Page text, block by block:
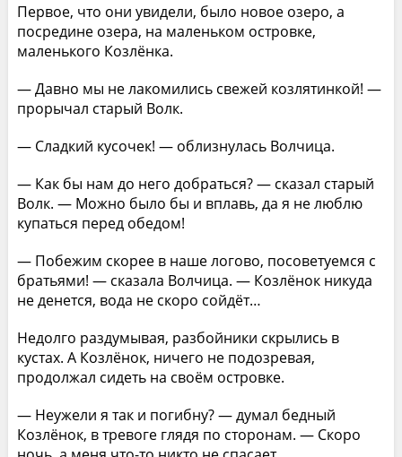
Первое, что они увидели, было новое озеро, а
посредине озера, на маленьком островке,
маленького Козлёнка.
— Давно мы не лакомились свежей козлятинкой! —
прорычал старый Волк.
— Сладкий кусочек! — облизнулась Волчица.
— Как бы нам до него добраться? — сказал старый
Волк. — Можно было бы и вплавь, да я не люблю
купаться перед обедом!
— Побежим скорее в наше логово, посоветуемся с
братьями! — сказала Волчица. — Козлёнок никуда
не денется, вода не скоро сойдёт…
Недолго раздумывая, разбойники скрылись в
кустах. А Козлёнок, ничего не подозревая,
продолжал сидеть на своём островке.
— Неужели я так и погибну? — думал бедный
Козлёнок, в тревоге глядя по сторонам. — Скоро